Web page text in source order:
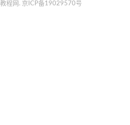
程网. 京ICP备19029570号